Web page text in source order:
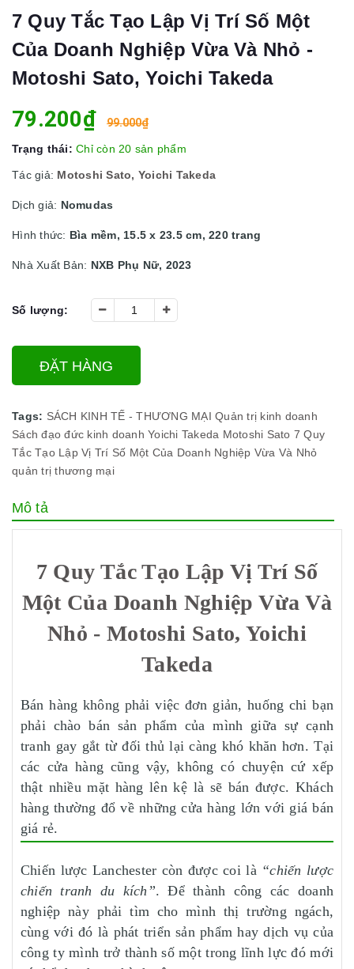
7 Quy Tắc Tạo Lập Vị Trí Số Một
Của Doanh Nghiệp Vừa Và Nhỏ -
Motoshi Sato, Yoichi Takeda
79.200₫ 99.000₫
Trạng thái: Chỉ còn 20 sản phẩm
Tác giả: Motoshi Sato, Yoichi Takeda
Dịch giả: Nomudas
Hình thức: Bìa mềm, 15.5 x 23.5 cm, 220 trang
Nhà Xuất Bản: NXB Phụ Nữ, 2023
Số lượng:
ĐẶT HÀNG
Tags: SÁCH KINH TẾ - THƯƠNG MẠI Quản trị kinh doanh
Sách đạo đức kinh doanh Yoichi Takeda Motoshi Sato 7 Quy
Tắc Tạo Lập Vị Trí Số Một Của Doanh Nghiệp Vừa Và Nhỏ
quản trị thương mại
Mô tả
7 Quy Tắc Tạo Lập Vị Trí Số
Một Của Doanh Nghiệp Vừa Và
Nhỏ - Motoshi Sato, Yoichi
Takeda
Bán hàng không phải việc đơn giản, huống chi bạn
phải chào bán sản phẩm của mình giữa sự cạnh
tranh gay gắt từ đối thủ lại càng khó khăn hơn. Tại
các cửa hàng cũng vậy, không có chuyện cứ xếp
thật nhiều mặt hàng lên kệ là sẽ bán được. Khách
hàng thường đổ về những cửa hàng lớn với giá bán
giá rẻ.
Chiến lược Lanchester còn được coi là “chiến lược
chiến tranh du kích”. Để thành công các doanh
nghiệp này phải tìm cho mình thị trường ngách,
cùng với đó là phát triển sản phẩm hay dịch vụ của
công ty mình trở thành số một trong lĩnh lực đó mới